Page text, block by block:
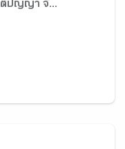
ติปัญญา จั...